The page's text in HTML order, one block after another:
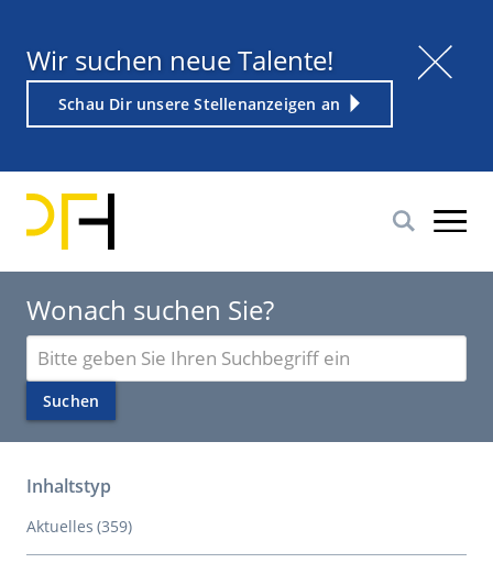
InhaltTitel
Wir suchen neue Talente!
Link
Schau Dir unsere Stellenanzeigen an
Wonach suchen Sie?
Geben
Sie
einen
Suchbegriff
ein
Suchen
Inhaltstyp
Aktuelles (359)